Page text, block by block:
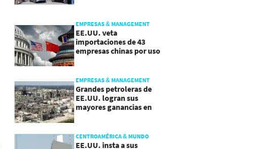
EMPRESAS & MANAGEMENT
EE.UU. veta
importaciones de 43
empresas chinas por uso
EMPRESAS & MANAGEMENT
Grandes petroleras de
EE.UU. logran sus
mayores ganancias en
CENTROAMÉRICA & MUNDO
EE.UU. insta a sus